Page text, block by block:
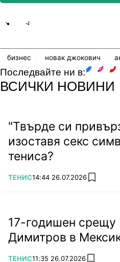
бизнес новак джокович
Последвайте ни в:
ВСИЧКИ НОВИНИ
"Твърде си
изоставя секс
тениса?
ПОВЕЧЕ ОТ
ТЕНИС14:44 26.07.2026 add
17-годишен срещу
Димитров в
ПОВЕЧЕ ОТ
ТЕНИС11:35 26.07.2026